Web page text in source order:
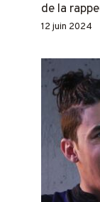
de la
12 juin 2024